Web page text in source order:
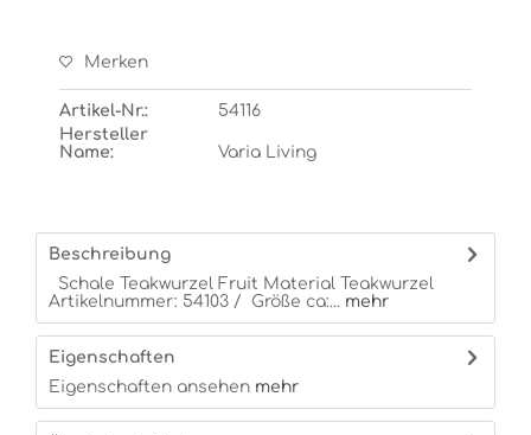
Merken
Artikel-Nr.:
54116
Hersteller
Name:
Varia Living
Beschreibung
Schale Teakwurzel Fruit Material Teakwurzel
Artikelnummer: 54103 / Größe ca:... mehr
Eigenschaften
Eigenschaften ansehen mehr